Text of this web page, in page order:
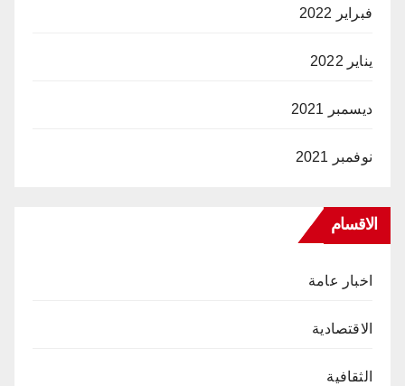
فبراير 2022
يناير 2022
ديسمبر 2021
نوفمبر 2021
الاقسام
اخبار عامة
الاقتصادية
الثقافية